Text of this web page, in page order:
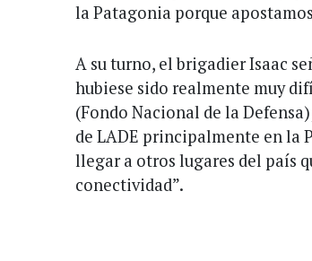
la Patagonia porque
A su turno, el brigadier Isaac
hubiese sido realmente muy
(Fondo Nacional de la
de LADE principalmente en la
llegar a otros lugares del país
conectividad”.